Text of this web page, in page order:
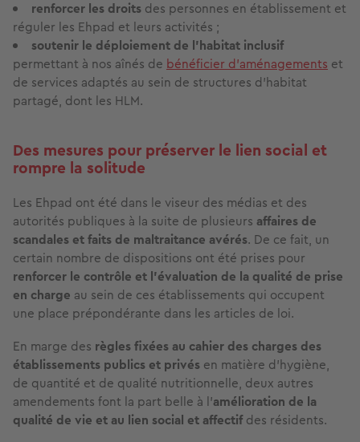
renforcer les droits des personnes en établissement et
réguler les Ehpad et leurs activités ;
soutenir le déploiement de l'habitat inclusif
permettant à nos aînés de bénéficier d’aménagements et
de services adaptés au sein de structures d’habitat
partagé, dont les HLM.
Des mesures pour préserver le lien social et
rompre la solitude
Les Ehpad ont été dans le viseur des médias et des
autorités publiques à la suite de plusieurs affaires de
scandales et faits de maltraitance avérés. De ce fait, un
certain nombre de dispositions ont été prises pour
renforcer le contrôle et l’évaluation de la qualité de prise
en charge au sein de ces établissements qui occupent
une place prépondérante dans les articles de loi.
En marge des règles fixées au cahier des charges des
établissements publics et privés en matière d’hygiène,
de quantité et de qualité nutritionnelle, deux autres
amendements font la part belle à l’amélioration de la
qualité de vie et au lien social et affectifdes résidents.